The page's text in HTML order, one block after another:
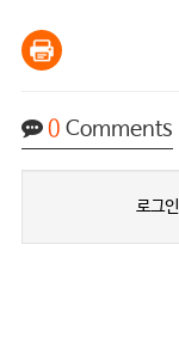
0 Comments
로그